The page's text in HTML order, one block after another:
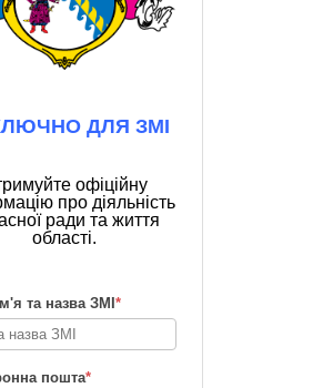
ДЛЯ ЗМІ
офіційну
про діяльність
ради та життя
області.
та назва ЗМІ *
пошта*